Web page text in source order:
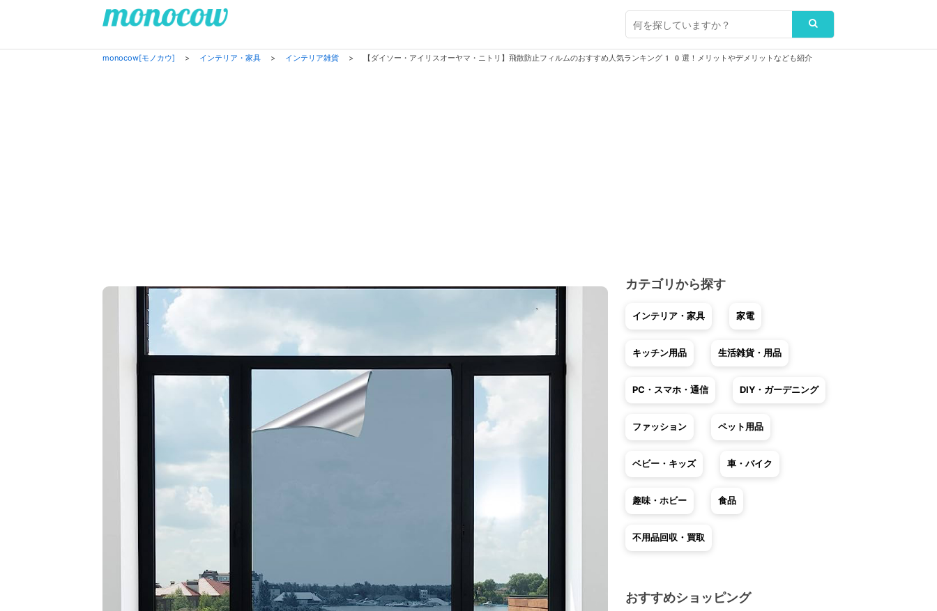
monocow[モノカウ] > インテリア・家具 > インテリア雑貨 > 【ダイソー・アイリスオーヤマ・ニトリ】飛散防止フィルムのおすすめ人気ランキング10選！メリットやデメリットなども紹介
カテゴリから探す
インテリア・家具 家電
キッチン用品 生活雑貨・用品
PC・スマホ・通信 DIY・ガーデニング
ファッション ペット用品
ベビー・キッズ 車・バイク
趣味・ホビー 食品
不用品回収・買取
おすすめショッピング